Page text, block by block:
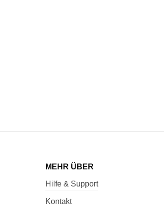
MEHR ÜBER
Hilfe & Support
Kontakt